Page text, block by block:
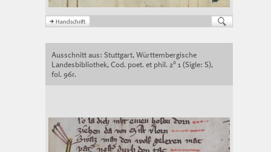
Ausschnitt aus: Stuttgart, Württembergische
Landesbibliothek, Cod. poet. et phil. 2° 1 (Sigle: S),
fol. 96r.